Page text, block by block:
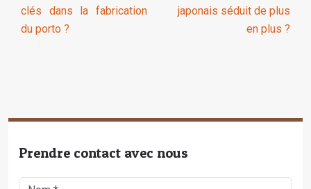
clés dans la fabrication
du porto ?
japonais séduit de plus
en plus ?
Prendre contact avec nous